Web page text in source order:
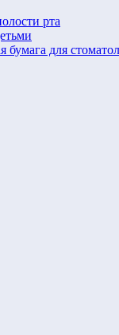
рта
бумага для